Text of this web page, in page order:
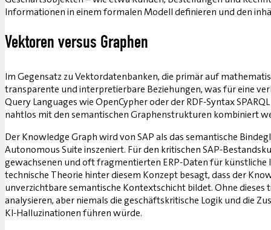
Informationen in einem formalen Modell definieren und den
Vektoren versus Graphen
Im Gegensatz zu Vektordatenbanken, die primär auf
transparente und interpretierbare Beziehungen, was für eine
Query Languages wie OpenCypher oder der RDF-Syntax
nahtlos mit den semantischen Graphenstrukturen kombiniert
Der Knowledge Graph wird von SAP als das semantische
Autonomous Suite inszeniert. Für den kritischen SAP-
gewachsenen und oft fragmentierten ERP-Daten für
technische Theorie hinter diesem Konzept besagt, dass der
unverzichtbare semantische Kontextschicht bildet. Ohne
analysieren, aber niemals die geschäftskritische Logik und die
KI-Halluzinationen führen würde.